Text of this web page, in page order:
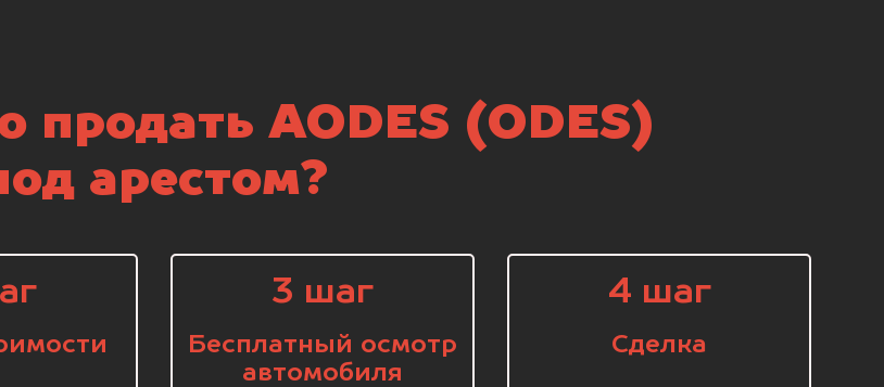
продать AODES (ODES)
арестом?
3 шаг
Бесплатный осмотр
автомобиля
4 шаг
Сделка